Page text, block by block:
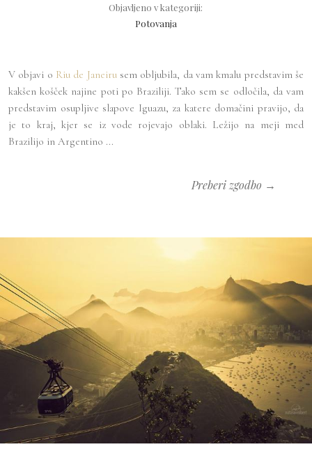
Objavljeno v kategoriji:
Potovanja
V objavi o Riu de Janeiru sem obljubila, da vam kmalu predstavim še
kakšen košček najine poti po Braziliji. Tako sem se odločila, da vam
predstavim osupljive slapove Iguazu, za katere domačini pravijo, da
je to kraj, kjer se iz vode rojevajo oblaki. Ležijo na meji med
Brazilijo in Argentino ...
Preberi zgodbo →